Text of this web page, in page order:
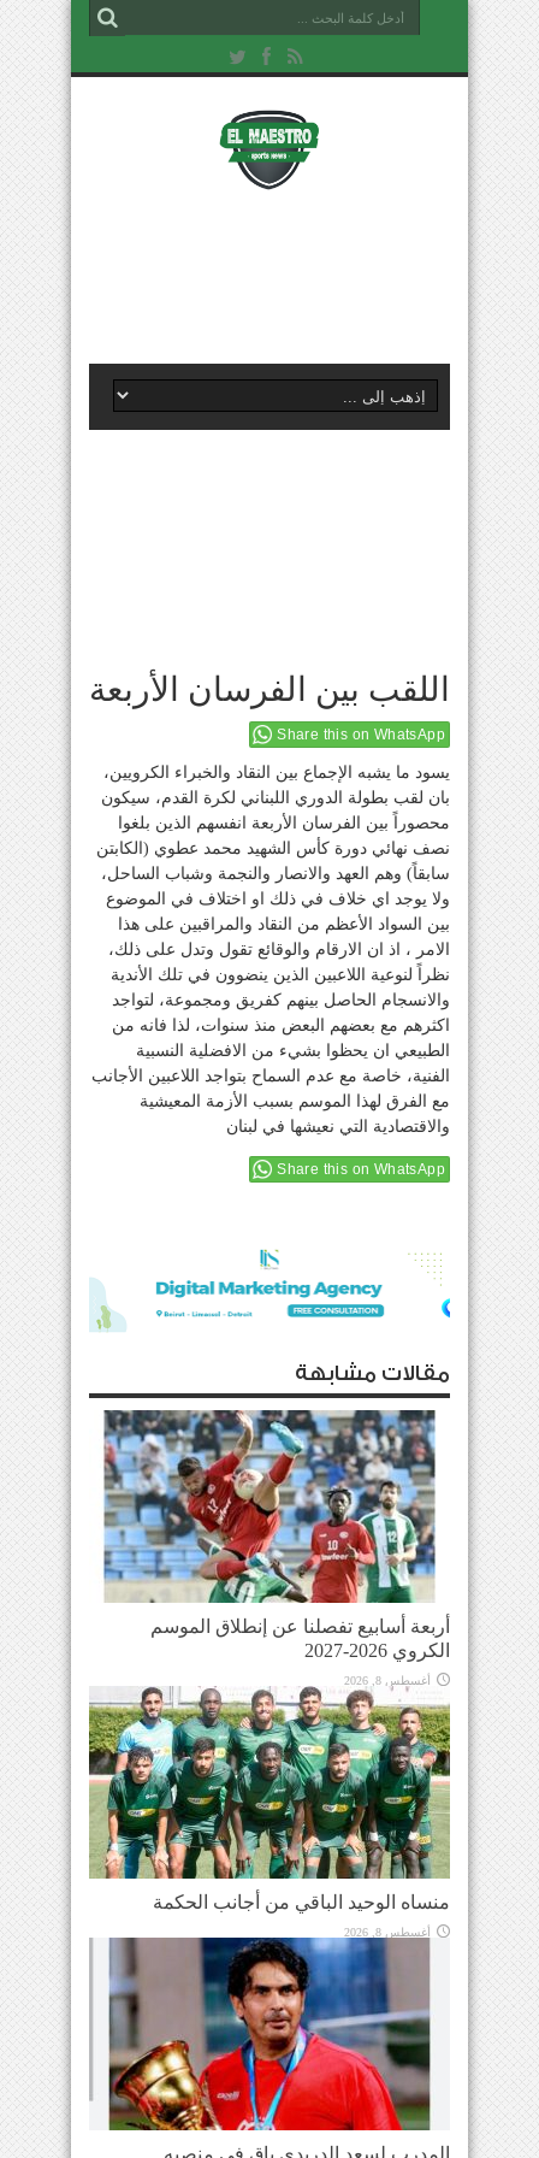
اللقب بين الفرسان الأربعة
Share this on WhatsApp
يسود ما يشبه الإجماع بين النقاد والخبراء الكرويين،
بان لقب بطولة الدوري اللبناني لكرة القدم، سيكون
محصوراً بين الفرسان الأربعة انفسهم الذين بلغوا
نصف نهائي دورة كأس الشهيد محمد عطوي (الكابتن
سابقاً) وهم العهد والانصار والنجمة وشباب الساحل،
ولا يوجد اي خلاف في ذلك او اختلاف في الموضوع
بين السواد الأعظم من النقاد والمراقبين على هذا
الامر ، اذ ان الارقام والوقائع تقول وتدل على ذلك،
نظراً لنوعية اللاعبين الذين ينضوون في تلك الأندية
والانسجام الحاصل بينهم كفريق ومجموعة، لتواجد
اكثرهم مع بعضهم البعض منذ سنوات، لذا فانه من
الطبيعي ان يحظوا بشيء من الافضلية النسبية
الفنية، خاصة مع عدم السماح بتواجد اللاعبين الأجانب
مع الفرق لهذا الموسم بسبب الأزمة المعيشية
والاقتصادية التي نعيشها في لبنان
Share this on WhatsApp
مقالات مشابهة
أربعة أسابيع تفصلنا عن إنطلاق الموسم
الكروي 2026-2027
أغسطس 8, 2026
منساه الوحيد الباقي من أجانب الحكمة
أغسطس 8, 2026